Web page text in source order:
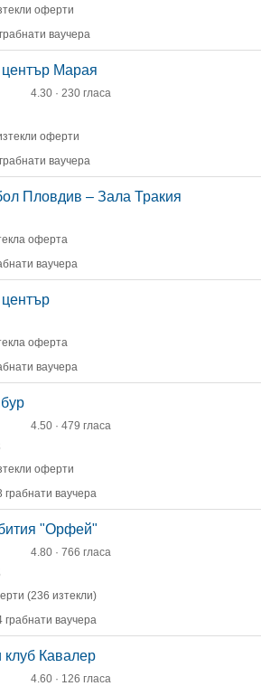
оферти
ваучера
център Марая
4.30 · 230 гласа
оферти
ваучера
Пловдив – Зала Тракия
оферта
ваучера
оферта
ваучера
4.50 · 479 гласа
оферти
грабнати ваучера
"Орфей"
4.80 · 766 гласа
(236 изтекли)
грабнати ваучера
клуб Кавалер
4.60 · 126 гласа